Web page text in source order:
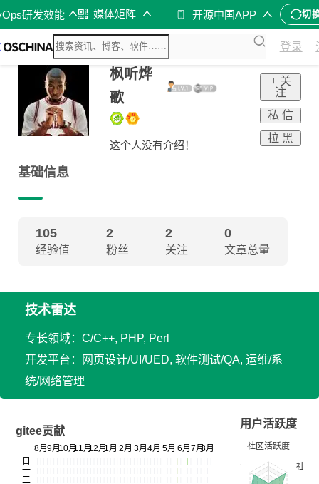
研发效能 媒体矩阵 开源中国APP 切
登录
枫听烨
歌
这个人没有介绍！
+ 关
注
私 信
拉 黑
基础信息
105
经验值
2
粉丝
2
关注
0
文章总量
技术雷达
专长领域：C/C++, PHP, Perl
开发平台：网页设计/UI/UED, 软件测试/QA, 运维/系
统/网络管理
gitee贡献
用户活跃度